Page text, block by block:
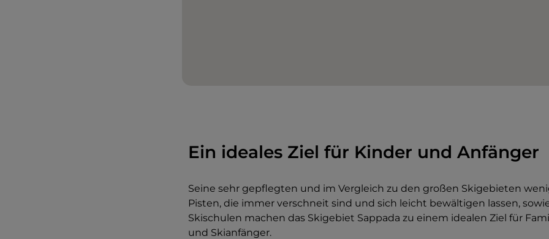
Ein ideales Ziel für Kinder und Anfänger
Seine sehr gepflegten und im Vergleich zu den großen Skigebieten
Pisten, die immer verschneit sind und sich leicht bewältigen lassen,
Skischulen machen das Skigebiet Sappada zu einem idealen Ziel für
und Skianfänger.